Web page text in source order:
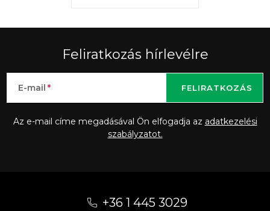
Feliratkozás hírlevélre
E-mail
Az e-mail címe megadásával Ön elfogadja az adatkezelési
szabályzatot.
FELIRATKOZÁS
+36 1 445 3029